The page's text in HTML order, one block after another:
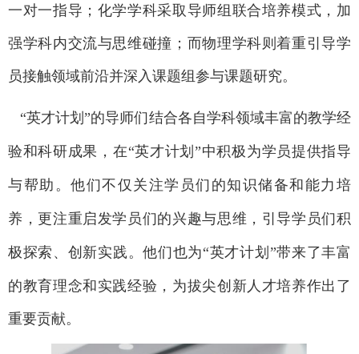
一对一指导 ；化学学科采取导师组联合培养模式， 加
强学科内交流与思维碰撞；而物理学科则着重引导学
员接触领域前沿并深入课题组参与课题研究。
“英才计划”的导师们结合各自学科领域丰富的教学经
验和科研成果，在“英才计划”中积极为学员提供指导
与帮助 。他们不仅关注学员们的知识储备和能力培
养，更注重启发学员们的兴趣与思维，引导学员们积
极探索、创新实践。他们也为“英才计划”带来了丰富
的教育理念和实践经验， 为拔尖创新人才培养作出了
重要贡献。